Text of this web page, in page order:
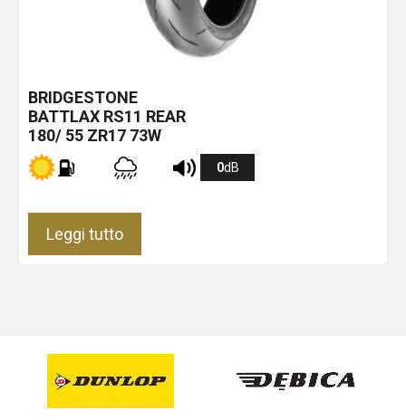
BRIDGESTONE
BATTLAX RS11 REAR
180/ 55 ZR17 73W
0dB
Leggi tutto